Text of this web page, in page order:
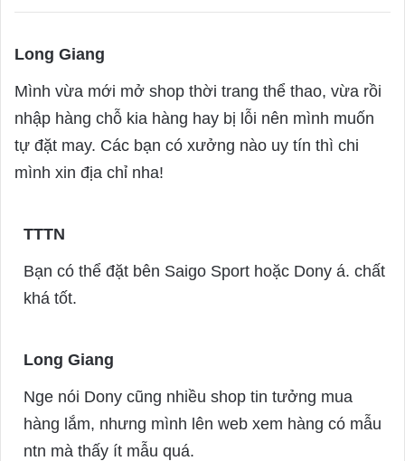
Long Giang
a
y
s
:
Mình vừa mới mở shop thời trang thể thao, vừa rồi
nhập hàng chỗ kia hàng hay bị lỗi nên mình muốn
tự đặt may. Các bạn có xưởng nào uy tín thì chi
mình xin địa chỉ nha!
TTTN
a
y
Bạn có thể đặt bên Saigo Sport hoặc Dony á. chất
khá tốt.
Long Giang
y
s
Nge nói Dony cũng nhiều shop tin tưởng mua
hàng lắm, nhưng mình lên web xem hàng có mẫu
ntn mà thấy ít mẫu quá.